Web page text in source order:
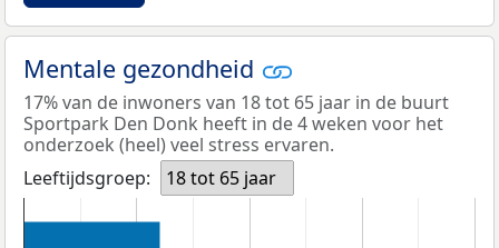
Mentale gezondheid
17% van de inwoners van 18 tot 65 jaar in de buurt
Sportpark Den Donk heeft in de 4 weken voor het
onderzoek (heel) veel stress ervaren.
Leeftijdsgroep:
18 tot 65 jaar